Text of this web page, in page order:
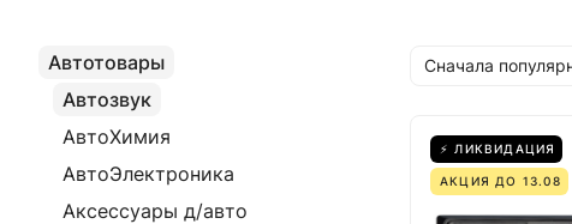
Сначала
⚡ ЛИКВИДАЦИЯ
АКЦИЯ ДО 13.08
Автотовары
Автозвук
АвтоХимия
АвтоЭлектроника
Аксессуары д/авто